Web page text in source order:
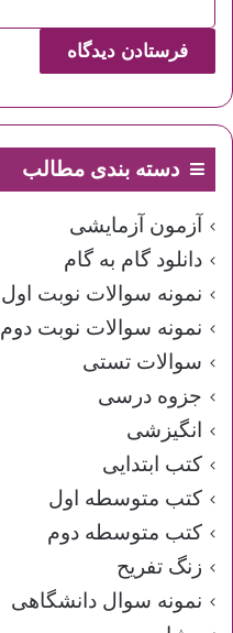
دسته بندی مطالب
آزمون آزمایشی
دانلود گام به گام
نمونه سوالات نوبت اول
نمونه سوالات نوبت دوم
سوالات تستی
جزوه درسی
انگیزشی
کتب ابتدایی
کتب متوسطه اول
کتب متوسطه دوم
زنگ تفریح
نمونه سوال دانشگاهی